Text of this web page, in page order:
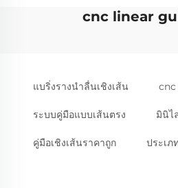
cnc linear
แบริ่งรางนำลื่นเชิงเส้น cnc
ระบบคู่มือแบบเส้นตรง มินิไ
คู่มือเชิงเส้นราคาถูก ประเภ